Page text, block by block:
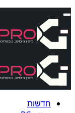
חדשות